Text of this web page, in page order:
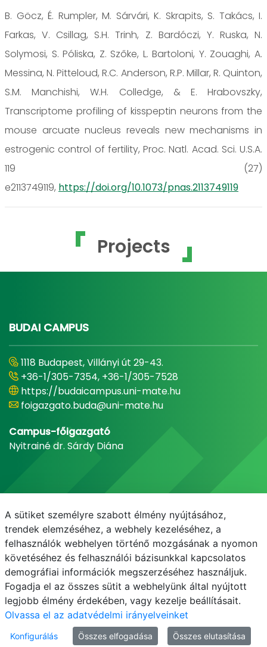
B. Göcz, É. Rumpler, M. Sárvári, K. Skrapits, S. Takács, I.
Farkas, V. Csillag, S.H. Trinh, Z. Bardóczi, Y. Ruska, N.
Solymosi, S. Póliska, Z. Szőke, L. Bartoloni, Y. Zouaghi, A.
Messina, N. Pitteloud, R.C. Anderson, R.P. Millar, R. Quinton,
S.M. Manchishi, W.H. Colledge, & E. Hrabovszky,
Transcriptome profiling of kisspeptin neurons from the
mouse arcuate nucleus reveals new mechanisms in
estrogenic control of fertility, Proc. Natl. Acad. Sci. U.S.A.
119 (27)
e2113749119, https://doi.org/10.1073/pnas.2113749119
Projects
BUDAI CAMPUS
1118 Budapest, Villányi út 29-43.
+36-1/305-7354, +36-1/305-7528
https://budaicampus.uni-mate.hu
foigazgato.buda@uni-mate.hu
Campus-főigazgató
Nyitrainé dr. Sárdy Diána
E-mail Telefonkönyv NEPTUN E-learning
A sütiket személyre szabott élmény nyújtásához,
trendek elemzéséhez, a webhely kezeléséhez, a
felhasználók webhelyen történő mozgásának a nyomon
követéséhez és felhasználói bázisunkkal kapcsolatos
demográfiai információk megszerzéséhez használjuk.
Fogadja el az összes sütit a webhelyünk által nyújtott
legjobb élmény érdekében, vagy kezelje beállításait.
Olvassa el az adatvédelmi irányelveinket
Konfigurálás Összes elfogadása Összes elutasítása